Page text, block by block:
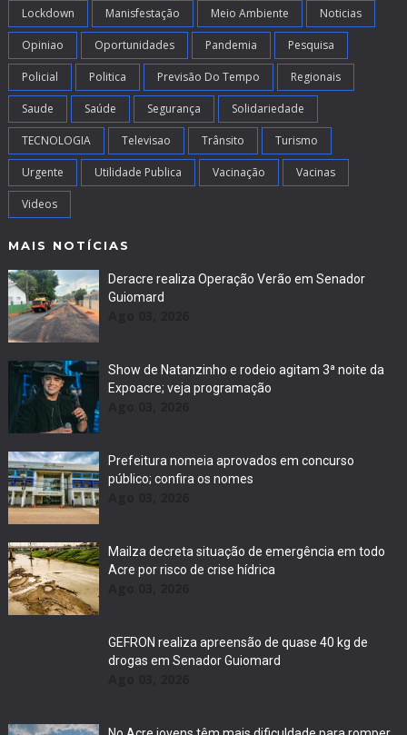
Lockdown Manisfestação Meio Ambiente Noticias
Opiniao Oportunidades Pandemia Pesquisa
Policial Politica Previsão Do Tempo Regionais
Saude Saúde Segurança Solidariedade
TECNOLOGIA Televisao Trânsito Turismo
Urgente Utilidade Publica Vacinação Vacinas
Videos
MAIS NOTÍCIAS
Deracre realiza Operação Verão em Senador
Guiomard
Show de Natanzinho e rodeio agitam 3ª noite da
Expoacre; veja programação
Prefeitura nomeia aprovados em concurso
público; confira os nomes
Mailza decreta situação de emergência em todo
Acre por risco de crise hídrica
GEFRON realiza apreensão de quase 40 kg de
drogas em Senador Guiomard